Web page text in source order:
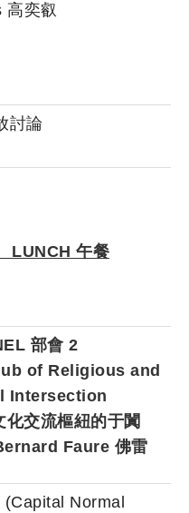
高奕叡
討論
午餐
部會 2
of Religious and
Intersection
化交流樞紐的于闐
Faure 佛雷
Normal